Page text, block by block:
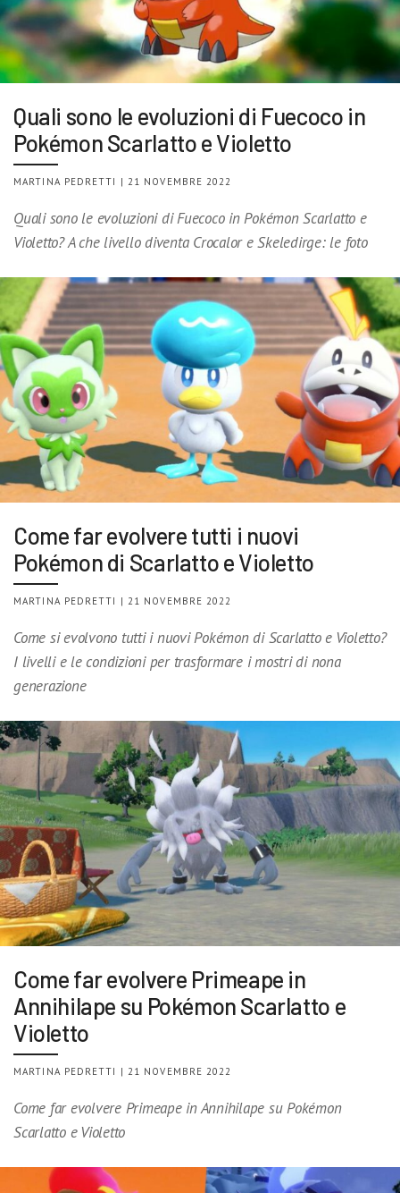
Quali sono le evoluzioni di Fuecoco in
Pokémon Scarlatto e Violetto
MARTINA PEDRETTI | 21 NOVEMBRE 2022
Quali sono le evoluzioni di Fuecoco in Pokémon Scarlatto e
Violetto? A che livello diventa Crocalor e Skeledirge: le foto
Come far evolvere tutti i nuovi
Pokémon di Scarlatto e Violetto
MARTINA PEDRETTI | 21 NOVEMBRE 2022
Come si evolvono tutti i nuovi Pokémon di Scarlatto e Violetto?
I livelli e le condizioni per trasformare i mostri di nona
generazione
Come far evolvere Primeape in
Annihilape su Pokémon Scarlatto e
Violetto
MARTINA PEDRETTI | 21 NOVEMBRE 2022
Come far evolvere Primeape in Annihilape su Pokémon
Scarlatto e Violetto